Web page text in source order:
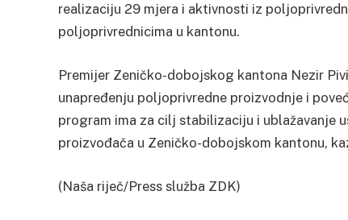
realizaciju 29 mjera i aktivnosti iz
poljoprivrednicima u kantonu.
Premijer Zeničko-dobojskog kantona Nezir
unapređenju poljoprivredne proizvodnje i
program ima za cilj stabilizaciju i ublažavanje
proizvođača u Zeničko-dobojskom kantonu,
(Naša riječ/Press služba ZDK)